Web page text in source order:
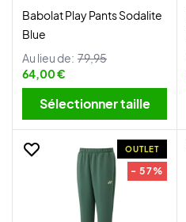
Babolat Play Pants Sodalite
Blue
Au lieu de: 79,95
64,00 €
Sélectionner taille
OUTLET
- 57%